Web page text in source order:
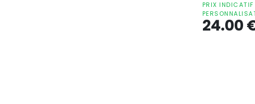
PRIX
24.00